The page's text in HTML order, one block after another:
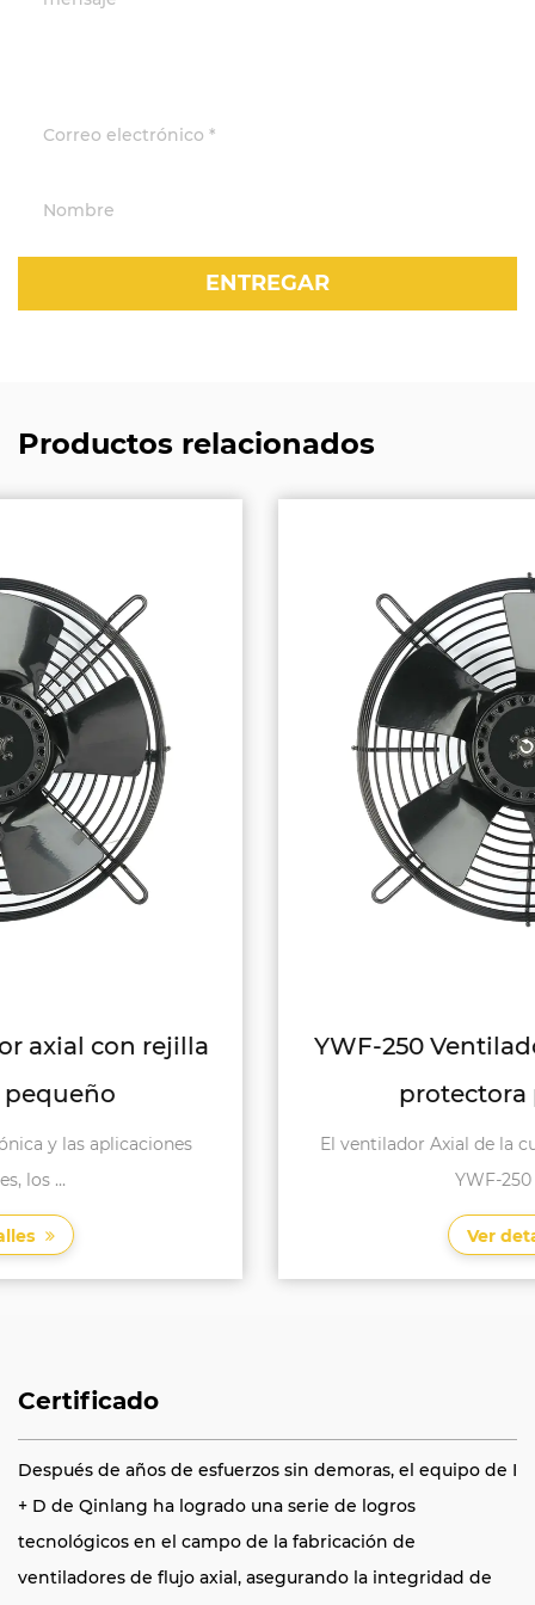
Productos relacionados
YWF-250 Ventilador axial con rejilla
protectora para hotel
El ventilador Axial de la cubierta de malla de hotel
Certificado
Después de años de esfuerzos sin demoras, el equipo de I
+ D de Qinlang ha logrado una serie de logros
tecnológicos en el campo de la fabricación de
ventiladores de flujo axial, asegurando la integridad de